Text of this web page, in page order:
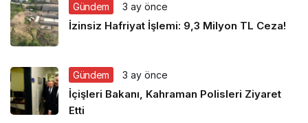
Gündem 3 ay önce
İzinsiz Hafriyat İşlemi: 9,3 Milyon TL Ceza!
Gündem 3 ay önce
İçişleri Bakanı, Kahraman Polisleri Ziyaret
Etti